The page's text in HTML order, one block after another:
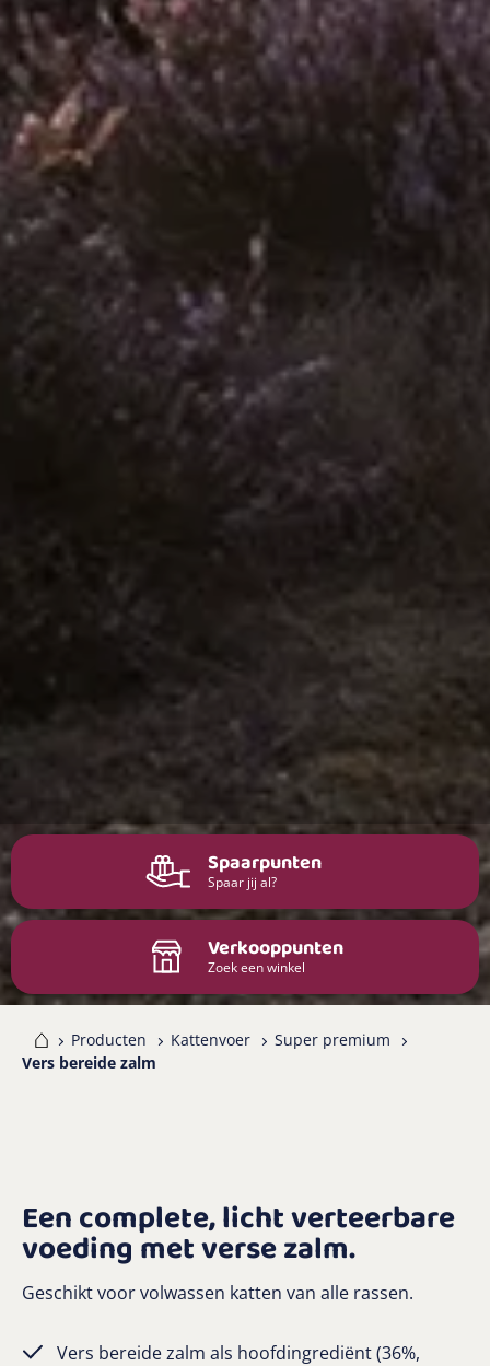
Spaarpunten
Spaar jij al?
Verkooppunten
Zoek een winkel
Producten Kattenvoer
Super premium
Vers bereide zalm
Een complete, licht verteerbare
voeding met verse zalm.
Geschikt voor volwassen katten van alle rassen.
Vers bereide zalm als hoofdingrediënt (36%,